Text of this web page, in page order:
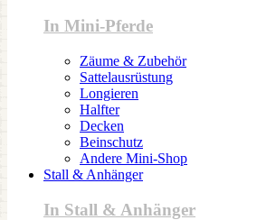
In Mini-Pferde
Zäume & Zubehör
Sattelausrüstung
Longieren
Halfter
Decken
Beinschutz
Andere Mini-Shop
Stall & Anhänger
In Stall & Anhänger